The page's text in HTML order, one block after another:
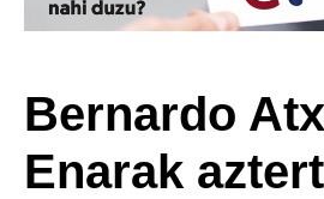
Bernardo
Enarak